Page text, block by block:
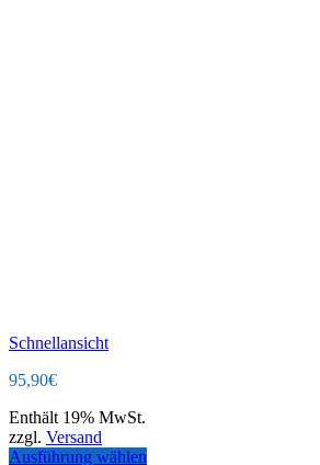
Schnellansicht
95,90€
Enthält 19% MwSt.
zzgl. Versand
Ausführung wählen